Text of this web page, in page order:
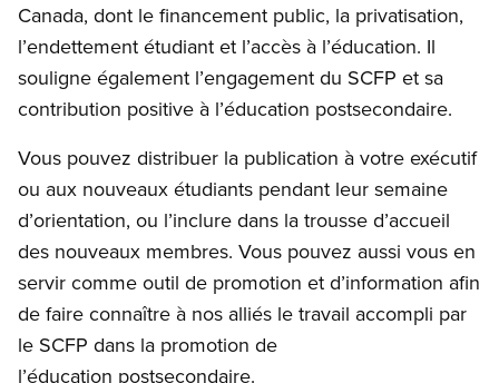
Canada, dont le financement public, la privatisation,
l’endettement étudiant et l’accès à l’éducation. Il
souligne également l’engagement du SCFP et sa
contribution positive à l’éducation postsecondaire.
Vous pouvez distribuer la publication à votre exécutif
ou aux nouveaux étudiants pendant leur semaine
d’orientation, ou l’inclure dans la trousse d’accueil
des nouveaux membres. Vous pouvez aussi vous en
servir comme outil de promotion et d’information afin
de faire connaître à nos alliés le travail accompli par
le SCFP dans la promotion de
l’éducation postsecondaire.